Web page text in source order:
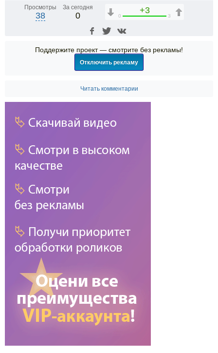
Просмотры
38
За сегодня
0
+3
0 3
Поддержите проект — смотрите без рекламы!
Отключить рекламу
Читать комментарии